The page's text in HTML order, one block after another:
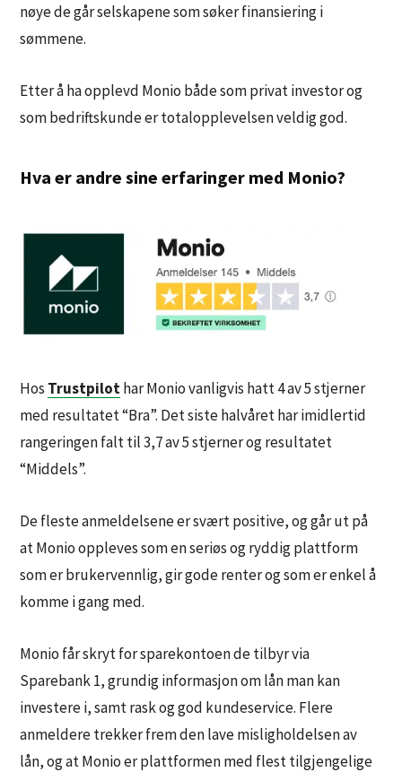
nøye de går selskapene som søker finansiering i
sømmene.
Etter å ha opplevd Monio både som privat investor og
som bedriftskunde er totalopplevelsen veldig god.
Hva er andre sine erfaringer med Monio?
Hos Trustpilothar Monio vanligvis hatt 4 av 5 stjerner
med resultatet “Bra”. Det siste halvåret har imidlertid
rangeringen falt til 3,7 av 5 stjerner og resultatet
“Middels”.
De fleste anmeldelsene er svært positive, og går ut på
at Monio oppleves som en seriøs og ryddig plattform
som er brukervennlig, gir gode renter og som er enkel å
komme i gang med.
Monio får skryt for sparekontoen de tilbyr via
Sparebank 1, grundig informasjon om lån man kan
investere i, samt rask og god kundeservice. Flere
anmeldere trekker frem den lave misligholdelsen av
lån, og at Monio er plattformen med flest tilgjengelige